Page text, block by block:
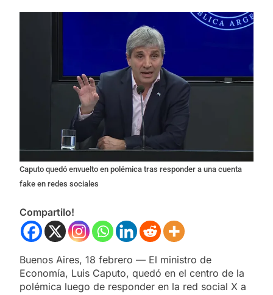
Caputo quedó envuelto en polémica tras responder a una cuenta
fake en redes sociales
Compartilo!
Buenos Aires, 18 febrero — El ministro de
Economía, Luis Caputo, quedó en el centro de la
polémica luego de responder en la red social X a